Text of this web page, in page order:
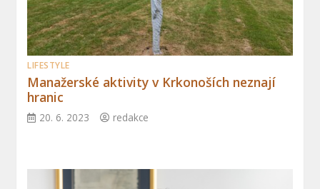
LIFESTYLE
Manažerské aktivity v Krkonoších neznají
hranic
20. 6. 2023 redakce